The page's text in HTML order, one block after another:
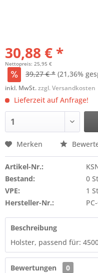
30,88 € *
Nettopreis: 25,95 €
39,27 € * (21,36%
inkl. MwSt.zzgl. Versandkosten
Lieferzeit auf Anfrage!
Merken
Artikel-Nr.:
Bestand:
0
VPE:
1
Hersteller-Nr.:
Beschreibung
Holster, passend für:
Bewertungen
0